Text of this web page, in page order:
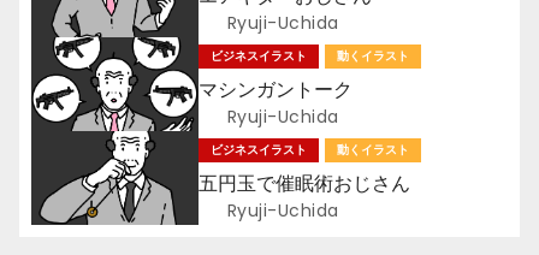
k
ゲ
ー
シ
ョ
ン
Ryuji-Uchida
ビジネスイラスト 動くイラスト
マシンガントーク
Ryuji-Uchida
ビジネスイラスト 動くイラスト
五円玉で催眠術おじさん
Ryuji-Uchida